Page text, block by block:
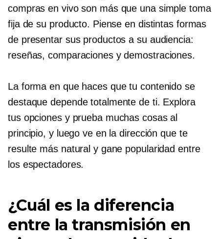
compras en vivo son más que una simple toma
fija de su producto. Piense en distintas formas
de presentar sus productos a su audiencia:
reseñas, comparaciones y demostraciones.
La forma en que haces que tu contenido se
destaque depende totalmente de ti. Explora
tus opciones y prueba muchas cosas al
principio, y luego ve en la dirección que te
resulte más natural y gane popularidad entre
los espectadores.
¿Cuál es la diferencia
entre la transmisión en